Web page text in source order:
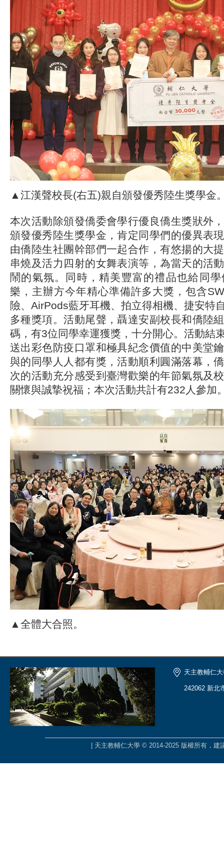
▲江漢聲校長(右五)親自頒發優秀陸生獎學金
本次活動除頒發僑委會學行優良僑生獎狀外
頒發優秀陸生獎學金，肯定同學們的優異表
由僑陸生社團幹部們一起合作，有悠揚的大
串燒及活力四射的女舞表演等，為當天的活
鬧的氣氛。同時，精美豐富的禮品也給同
樂，主辦方今年精心準備許多大獎，包含
險、AirPods藍牙耳機、拍立得相機、捷安特
多種獎項。活動尾聲，聶達安副校長和僑陸
碼，有3位同學幸運獲獎，十分開心。活動結
送出彩色防疫口罩和極具紀念價值的中美堂
與的同學人人都有獎，活動順利圓滿落幕，
次的活動充分感受到臺灣歡樂的年節氣氛及
關懷與誠摯祝福；本次活動共計有232人參加
▲全體大合照。
天主教輔仁
242062 新北
| 天主教輔仁大學 © 2014-2025 版權所有，